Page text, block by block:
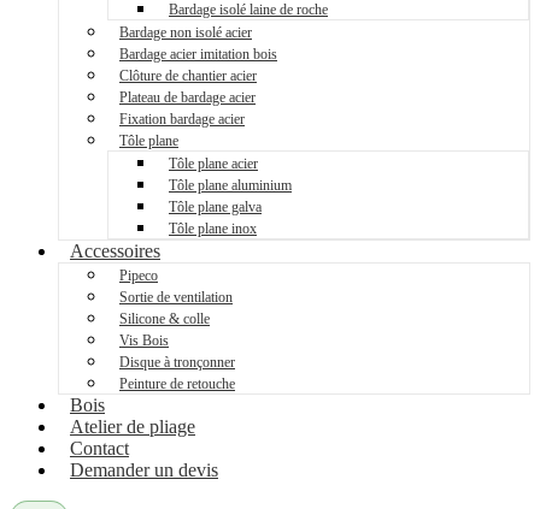
Bardage isolé laine de roche
Bardage non isolé acier
Bardage acier imitation bois
Clôture de chantier acier
Plateau de bardage acier
Fixation bardage acier
Tôle plane
Tôle plane acier
Tôle plane aluminium
Tôle plane galva
Tôle plane inox
Accessoires
Pipeco
Sortie de ventilation
Silicone & colle
Vis Bois
Disque à tronçonner
Peinture de retouche
Bois
Atelier de pliage
Contact
Demander un devis